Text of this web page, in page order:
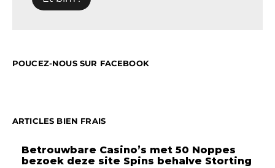
POUCEZ-NOUS SUR FACEBOOK
ARTICLES BIEN FRAIS
Betrouwbare Casino’s met 50 Noppes
bezoek deze site Spins behalve Storting